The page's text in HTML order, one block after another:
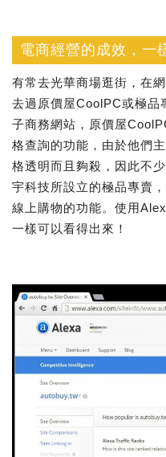
電商經營的成效，一
有常去光華商場逛街，在
去過原價屋CoolPC或極品
子商務網站，原價屋
格查詢的功能，由於他們
格透明而且夠殺，因此不
宇科技所設立的極品專賣
線上購物的功能。使用
一樣可以看得出來！